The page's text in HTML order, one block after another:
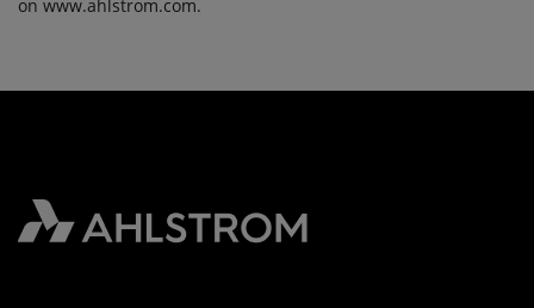
on www.ahlstrom.com.